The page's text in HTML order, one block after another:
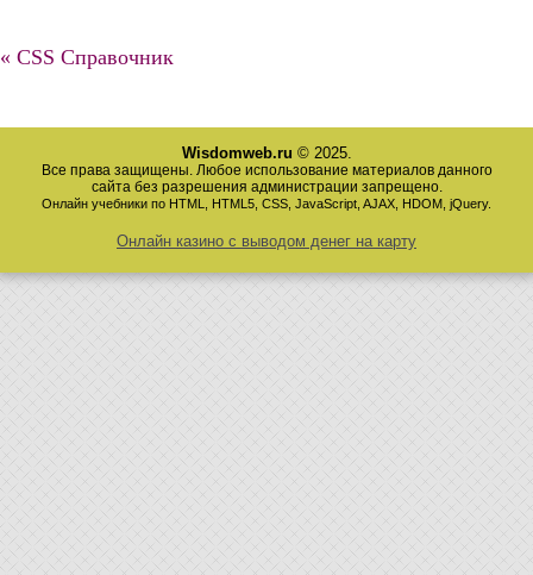
« CSS Справочник
Wisdomweb.ru © 2025.
Все права защищены. Любое использование материалов данного
сайта без разрешения администрации запрещено.
Онлайн учебники по HTML, HTML5, CSS, JavaScript, AJAX, HDOM, jQuery.
Онлайн казино с выводом денег на карту